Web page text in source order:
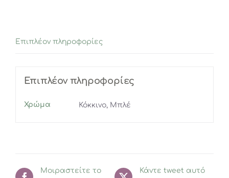
Επιπλέον πληροφορίες
Επιπλέον πληροφορίες
Χρώμα Κόκκινο, Μπλέ
Μοιραστείτε το
Κάντε tweet αυτό